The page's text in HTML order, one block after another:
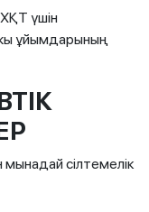
үшін
ұйымдарының
ТІК
сілтемелік